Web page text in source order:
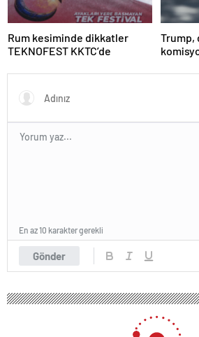
Rum kesiminde dikkatler
TEKNOFEST KKTC’de
Trump,
Gönder
En az 10 karakter gerekli